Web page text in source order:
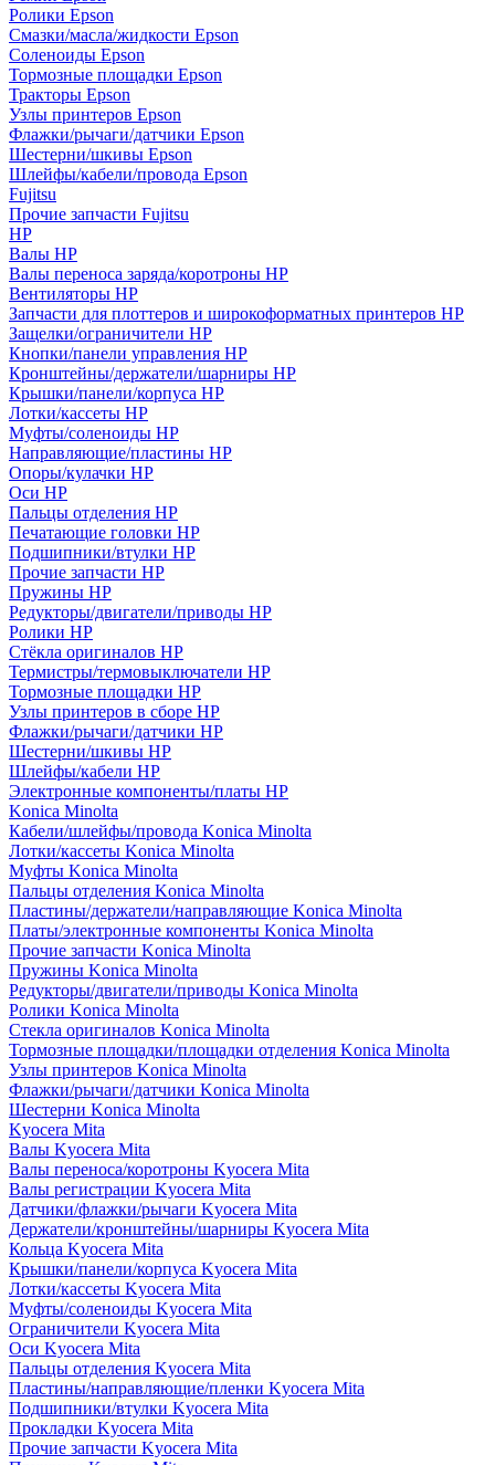
Ролики Epson
Смазки/масла/жидкости Epson
Соленоиды Epson
Тормозные площадки Epson
Тракторы Epson
Узлы принтеров Epson
Флажки/рычаги/датчики Epson
Шестерни/шкивы Epson
Шлейфы/кабели/провода Epson
Fujitsu
Прочие запчасти Fujitsu
HP
Валы HP
Валы переноса заряда/коротроны HP
Вентиляторы HP
Запчасти для плоттеров и широкоформатных принтеров HP
Защелки/ограничители HP
Кнопки/панели управления HP
Кронштейны/держатели/шарниры HP
Крышки/панели/корпуса HP
Лотки/кассеты HP
Муфты/соленоиды HP
Направляющие/пластины HP
Опоры/кулачки HP
Оси HP
Пальцы отделения HP
Печатающие головки HP
Подшипники/втулки HP
Прочие запчасти HP
Пружины HP
Редукторы/двигатели/приводы HP
Ролики HP
Стёкла оригиналов HP
Термистры/термовыключатели HP
Тормозные площадки HP
Узлы принтеров в сборе HP
Флажки/рычаги/датчики HP
Шестерни/шкивы HP
Шлейфы/кабели HP
Электронные компоненты/платы HP
Konica Minolta
Кабели/шлейфы/провода Konica Minolta
Лотки/кассеты Konica Minolta
Муфты Konica Minolta
Пальцы отделения Konica Minolta
Пластины/держатели/направляющие Konica Minolta
Платы/электронные компоненты Konica Minolta
Прочие запчасти Konica Minolta
Пружины Konica Minolta
Редукторы/двигатели/приводы Konica Minolta
Ролики Konica Minolta
Стекла оригиналов Konica Minolta
Тормозные площадки/площадки отделения Konica Minolta
Узлы принтеров Konica Minolta
Флажки/рычаги/датчики Konica Minolta
Шестерни Konica Minolta
Kyocera Mita
Валы Kyocera Mita
Валы переноса/коротроны Kyocera Mita
Валы регистрации Kyocera Mita
Датчики/флажки/рычаги Kyocera Mita
Держатели/кронштейны/шарниры Kyocera Mita
Кольца Kyocera Mita
Крышки/панели/корпуса Kyocera Mita
Лотки/кассеты Kyocera Mita
Муфты/соленоиды Kyocera Mita
Ограничители Kyocera Mita
Оси Kyocera Mita
Пальцы отделения Kyocera Mita
Пластины/направляющие/пленки Kyocera Mita
Подшипники/втулки Kyocera Mita
Прокладки Kyocera Mita
Прочие запчасти Kyocera Mita